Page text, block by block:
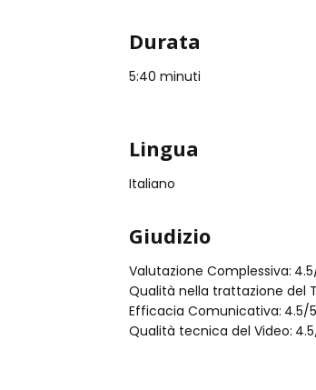
Durata
5:40 minuti
Lingua
Italiano
Giudizio
Valutazione Complessiva: 4.5
Qualità nella trattazione del
Efficacia Comunicativa: 4.5/5
Qualità tecnica del Video: 4.5